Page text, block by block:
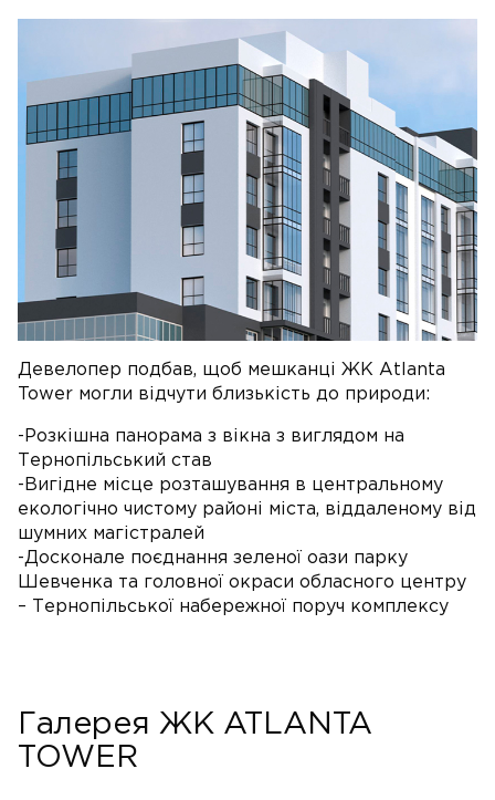
Девелопер подбав, щоб мешканці ЖК Atlanta
Tower могли відчути близькість до природи:
-Розкішна панорама з вікна з виглядом на
Тернопільський став
-Вигідне місце розташування в центральному
екологічно чистому районі міста, віддаленому від
шумних магістралей
-Досконале поєднання зеленої оази парку
Шевченка та головної окраси обласного центру
– Тернопільської набережної поруч комплексу
Галерея ЖК ATLANTA
TOWER